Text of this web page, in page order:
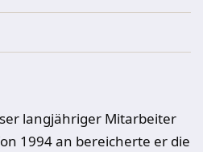
langjähriger Mitarbeiter
1994 an bereicherte er die